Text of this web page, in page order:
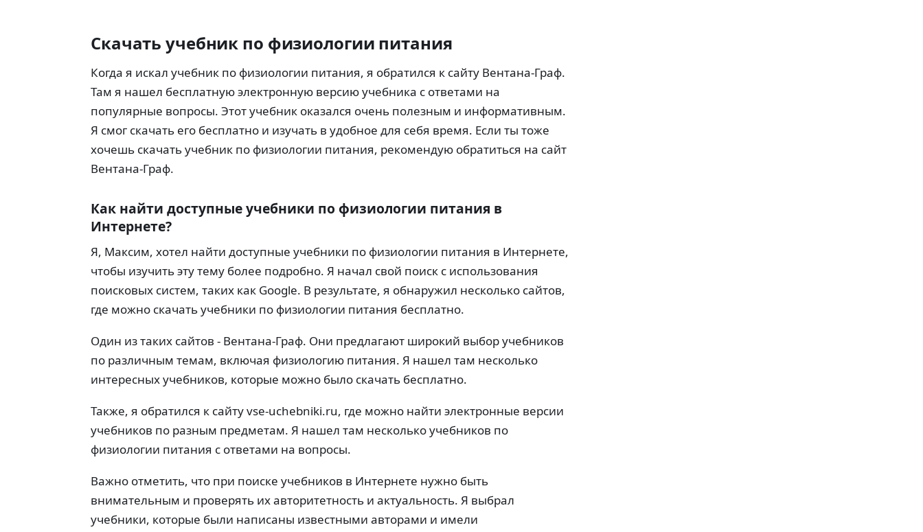
Скачать учебник по физиологии питания
Когда я искал учебник по физиологии питания, я обратился к сайту Вентана-Граф.
Там я нашел бесплатную электронную версию учебника с ответами на
популярные вопросы. Этот учебник оказался очень полезным и информативным.
Я смог скачать его бесплатно и изучать в удобное для себя время. Если ты тоже
хочешь скачать учебник по физиологии питания, рекомендую обратиться на сайт
Вентана-Граф.
Как найти доступные учебники по физиологии питания в
Интернете?
Я, Максим, хотел найти доступные учебники по физиологии питания в Интернете,
чтобы изучить эту тему более подробно. Я начал свой поиск с использования
поисковых систем, таких как Google. В результате, я обнаружил несколько сайтов,
где можно скачать учебники по физиологии питания бесплатно.
Один из таких сайтов - Вентана-Граф. Они предлагают широкий выбор учебников
по различным темам, включая физиологию питания. Я нашел там несколько
интересных учебников, которые можно было скачать бесплатно.
Также, я обратился к сайту vse-uchebniki.ru, где можно найти электронные версии
учебников по разным предметам. Я нашел там несколько учебников по
физиологии питания с ответами на вопросы.
Важно отметить, что при поиске учебников в Интернете нужно быть
внимательным и проверять их авторитетность и актуальность. Я выбрал
учебники, которые были написаны известными авторами и имели